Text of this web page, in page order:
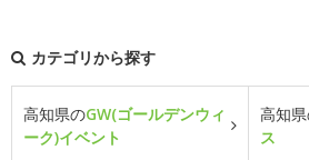
カテゴリから探す
高知県のGW(ゴールデンウィ
ーク)イベント
高知
ス